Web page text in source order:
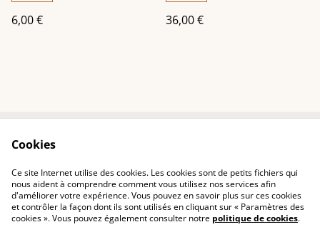
6,00 € 36,00 €
Politique de
confidentialité
Politique de cookies
Cookies
Ce site Internet utilise des cookies. Les cookies sont de petits fichiers qui
nous aident à comprendre comment vous utilisez nos services afin
d'améliorer votre expérience. Vous pouvez en savoir plus sur ces cookies
et contrôler la façon dont ils sont utilisés en cliquant sur « Paramètres des
cookies ». Vous pouvez également consulter notre politique de cookies.